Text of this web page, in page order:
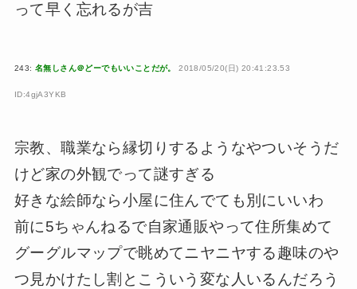
って早く忘れるが吉
243: 名無しさん＠どーでもいいことだが。 2018/05/20(日) 20:41:23.53
ID:4gjA3YKB
宗教、職業なら縁切りするようなやついそうだ
けど家の外観でって謎すぎる
好きな絵師なら小屋に住んでても別にいいわ
前に5ちゃんねるで自家通販やって住所集めて
グーグルマップで眺めてニヤニヤする趣味のや
つ見かけたし割とこういう変な人いるんだろう